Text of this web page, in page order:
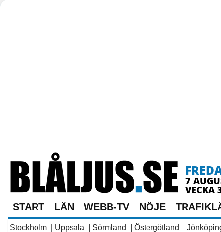
7
VECKA
START LÄN WEBB-TV NÖJE
Stockholm Uppsala Sörmland Östergötland